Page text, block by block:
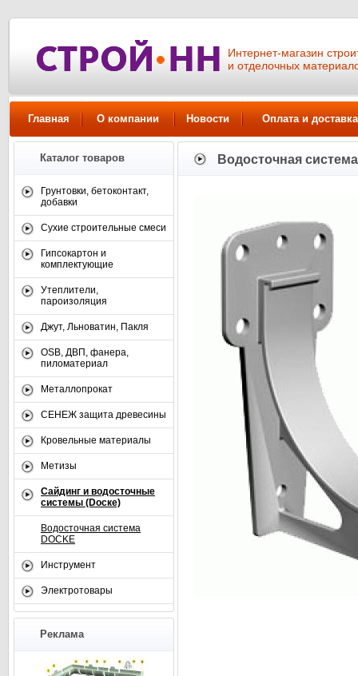
Интернет-магазин
и отделочных
Главная О компании Новости Оплата и доставка
Каталог товаров
Грунтовки, бетоконтакт,
добавки
Сухие строительные смеси
Гипсокартон и
комплектующие
Утеплители,
пароизоляция
Джут, Льноватин, Пакля
OSB, ДВП, фанера,
пиломатериал
Металлопрокат
СЕНЕЖ защита древесины
Кровельные материалы
Метизы
Сайдинг и водосточные
системы (Dоске)
Водосточная система
DOCKE
Инструмент
Электротовары
Реклама
Водосточная